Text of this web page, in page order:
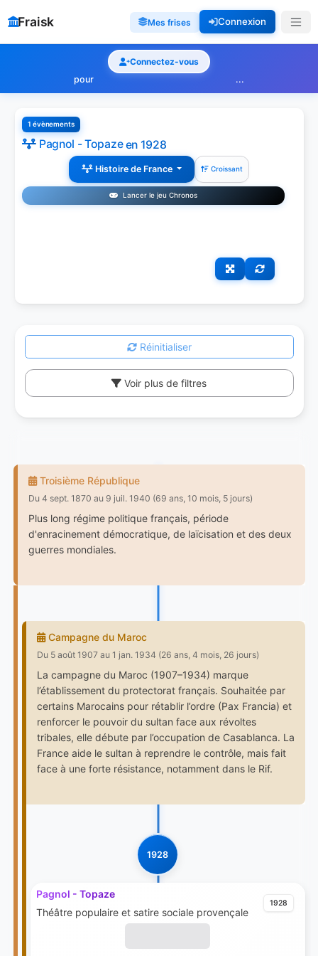
Fraisk Mes frises Connexion
Connectez-vous
pour
...
1 évènements
Pagnol - Topazeen 1928
Histoire de France Croissant
Lancer le jeu Chronos
Réinitialiser
Voir plus de filtres
Troisième République
Du 4 sept. 1870 au 9 juil. 1940 (69 ans, 10 mois, 5 jours)
Plus long régime politique français, période
d'enracinement démocratique, de laïcisation et des deux
guerres mondiales.
Campagne du Maroc
Du 5 août 1907 au 1 jan. 1934 (26 ans, 4 mois, 26 jours)
La campagne du Maroc (1907–1934) marque
l’établissement du protectorat français. Souhaitée par
certains Marocains pour rétablir l’ordre (Pax Francia) et
renforcer le pouvoir du sultan face aux révoltes
tribales, elle débute par l’occupation de Casablanca. La
France aide le sultan à reprendre le contrôle, mais fait
face à une forte résistance, notamment dans le Rif.
1928
1928
Pagnol - Topaze
Théâtre populaire et satire sociale provençale